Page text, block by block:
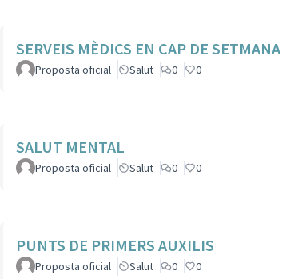
SERVEIS MÈDICS EN CAP DE SETMANA
Proposta oficial Salut 0 0
SALUT MENTAL
Proposta oficial Salut 0 0
PUNTS DE PRIMERS AUXILIS
Proposta oficial Salut 0 0